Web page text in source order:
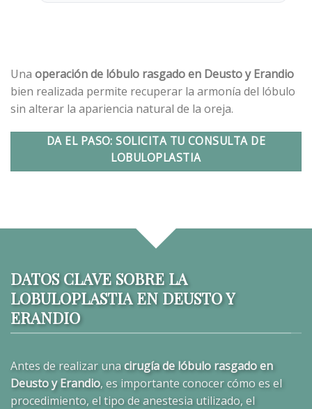
Una operación de lóbulo rasgado en Deusto y Erandio
bien realizada permite recuperar la armonía del lóbulo
sin alterar la apariencia natural de la oreja.
DA EL PASO: SOLICITA TU CONSULTA DE
LOBULOPLASTIA
DATOS CLAVE SOBRE LA
LOBULOPLASTIA EN DEUSTO Y
ERANDIO
Antes de realizar una cirugía de lóbulo rasgado en
Deusto y Erandio, es importante conocer cómo es el
procedimiento, el tipo de anestesia utilizado, el